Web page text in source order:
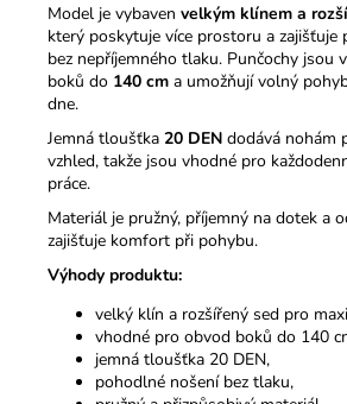
Model je vybaven velkým klínem a
který poskytuje více prostoru a zajišťuje
bez nepříjemného tlaku. Punčochy jsou
boků do 140 cm a umožňují volný
dne.
Jemná tloušťka 20 DEN dodává nohám
vzhled, takže jsou vhodné pro
práce.
Materiál je pružný, příjemný na dotek a
zajišťuje komfort při pohybu.
Výhody produktu:
velký klín a rozšířený sed pro
vhodné pro obvod boků do 140
jemná tloušťka 20 DEN,
pohodlné nošení bez tlaku,